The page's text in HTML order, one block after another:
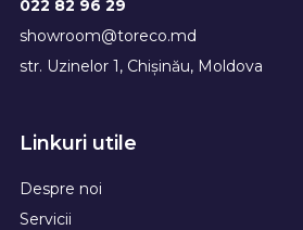
022 82 96 29
showroom@toreco.md
str. Uzinelor 1, Chișinău, Moldova
Linkuri utile
Despre noi
Servicii